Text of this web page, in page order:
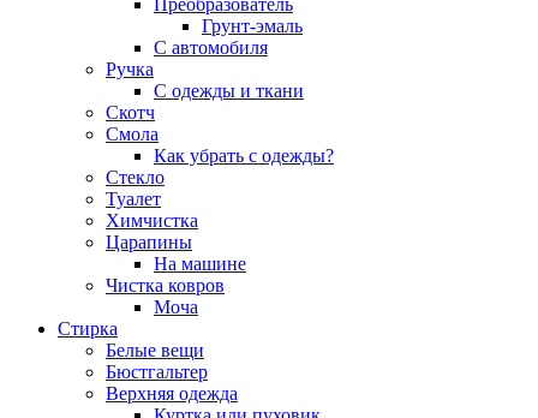
Грунт-эмаль
С автомобиля
Ручка
С одежды и ткани
Скотч
Смола
Как убрать с одежды?
Стекло
Туалет
Химчистка
Царапины
На машине
Чистка ковров
Моча
Стирка
Белые вещи
Бюстгальтер
Верхняя одежда